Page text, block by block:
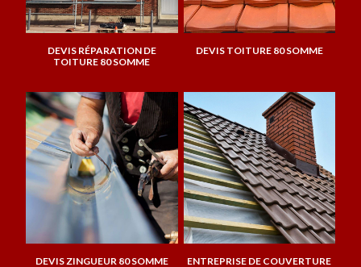
DEVIS RÉPARATION DE
TOITURE 80 SOMME
DEVIS TOITURE 80 SOMME
DEVIS ZINGUEUR 80 SOMME
ENTREPRISE DE COUVERTURE